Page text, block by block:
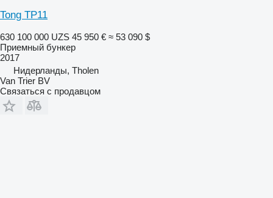
Tong TP11
630 100 000 UZS 45 950 € ≈ 53 090 $
Приемный бункер
2017
Нидерланды, Tholen
Van Trier BV
Связаться с продавцом